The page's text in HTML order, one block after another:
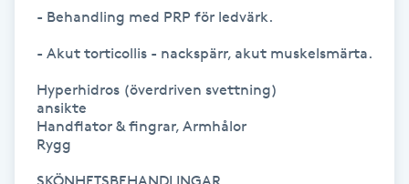
Meditation
Medium
- Behandling med PRP för ledvärk.
- Akut torticollis - nackspärr, akut muskelsmärta.
Hyperhidros (överdriven svettning)
ansikte
Handflator & fingrar, Armhålor
Rygg